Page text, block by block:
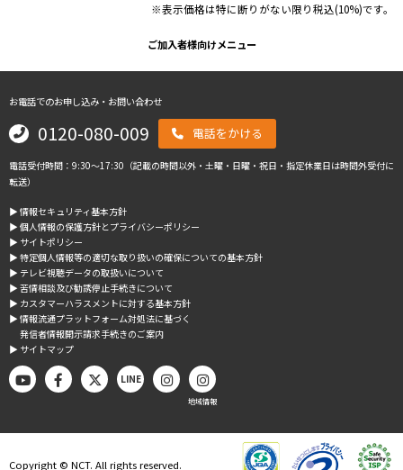
※表示価格は特に断りがない限り税込(10%)です。
ご加入者様向けメニュー
お電話でのお申し込み・お問い合わせ
0120-080-009 電話をかける
電話受付時間：9:30～17:30（記載の時間以外・土曜・日曜・祝日・指定休業日は時間外受付に
転送）
▶︎ 情報セキュリティ基本方針
▶︎ 個人情報の保護方針とプライバシーポリシー
▶︎ サイトポリシー
▶︎ 特定個人情報等の適切な取り扱いの確保についての基本方針
▶︎ テレビ視聴データの取扱いについて
▶︎ 苦情相談及び勧誘停止手続きについて
▶︎ カスタマーハラスメントに対する基本方針
▶︎ 情報流通プラットフォーム対処法に基づく
発信者情報開示請求手続きのご案内
▶︎ サイトマップ
LINE
地域情報
Copyright © NCT. All rights reserved.